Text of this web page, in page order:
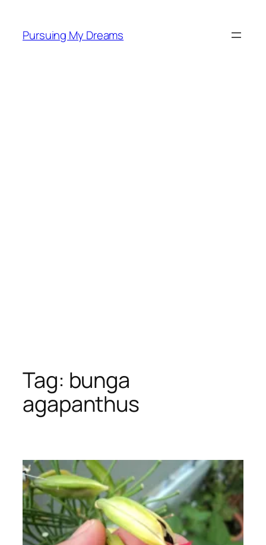
content
Pursuing My Dreams
Tag: bunga
agapanthus